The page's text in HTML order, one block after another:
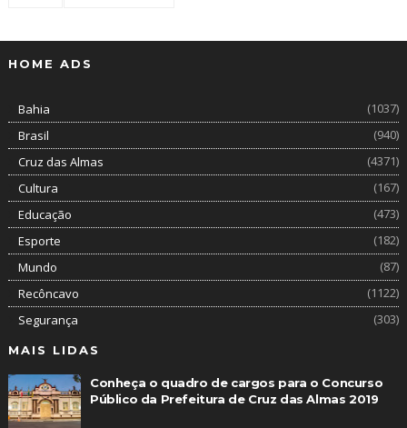
HOME ADS
Bahia
(1037)
Brasil
(940)
Cruz das Almas
(4371)
Cultura
(167)
Educação
(473)
Esporte
(182)
Mundo
(87)
Recôncavo
(1122)
Segurança
(303)
MAIS LIDAS
Conheça o quadro de cargos para o Concurso
Público da Prefeitura de Cruz das Almas 2019